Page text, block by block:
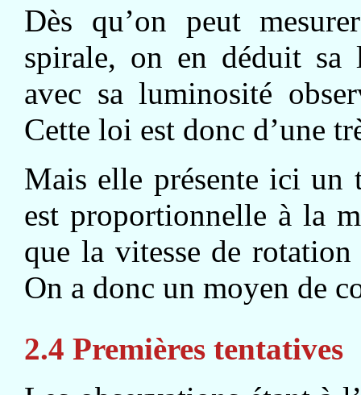
Dès qu’on peut
spirale, on en déduit sa
avec sa luminosité
Cette loi est donc d’une
Mais elle présente ici un
est proportionnelle à la
que la vitesse de
On a donc un moyen de
2.4 Premières tentatives